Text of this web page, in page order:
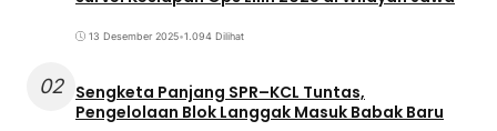
13 Desember 2025•1.094 Dilihat
02 Sengketa Panjang SPR–KCL Tuntas,
Pengelolaan Blok Langgak Masuk Babak Baru